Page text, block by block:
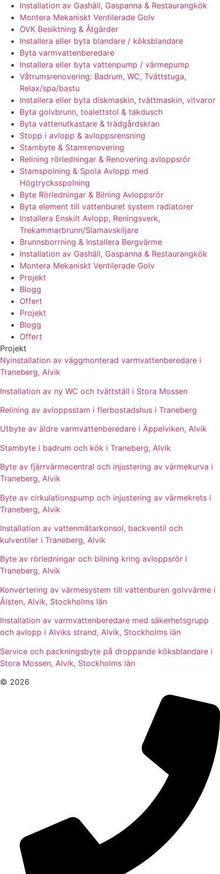
Installation av Gashäll, Gaspanna & Restaurangkök
Montera Mekaniskt Ventilerade Golv
OVK Besiktning & Åtgärder
Installera eller byta blandare / köksblandare
Byta varmvattenberedare
Installera eller byta vattenpump / värmepump
Våtrumsrenovering: Badrum, WC, Tvättstuga,
Relax/spa/bastu
Installera eller byta diskmaskin, tvättmaskin, vitvaror
Byta golvbrunn, toalettstol & takdusch
Byta vattenutkastare & trädgårdskran
Stopp i avlopp & avloppsrensning
Stambyte & Stamrenovering
Relining rörledningar & Renovering avloppsrör
Stamspolning & Spola Avlopp med
Högtrycksspolning
Byte Rörledningar & Bilning Avloppsrör
Byta element till vattenburet system radiatorer
Installera Enskilt Avlopp, Reningsverk,
Trekammarbrunn/Slamavskiljare
Brunnsborrning & Installera Bergvärme
Installation av Gashäll, Gaspanna & Restaurangkök
Montera Mekaniskt Ventilerade Golv
Projekt
Blogg
Offert
Projekt
Blogg
Offert
Projekt
Nyinstallation av väggmonterad varmvattenberedare i
Traneberg, Alvik
Installation av ny WC och tvättställ i Stora Mossen
Relining av avloppsstam i flerbostadshus i Traneberg
Utbyte av äldre varmvattenberedare i Äppelviken, Alvik
Stambyte i badrum och kök i Traneberg, Alvik
Byte av fjärrvärmecentral och injustering av värmekurva i
Traneberg, Alvik
Byte av cirkulationspump och injustering av värmekrets i
Traneberg, Alvik
Installation av vattenmätarkonsol, backventil och
kulventiler i Traneberg, Alvik
Byte av rörledningar och bilning kring avloppsrör i
Traneberg, Alvik
Konvertering av värmesystem till vattenburen golvvärme i
Ålsten, Alvik, Stockholms län
Installation av varmvattenberedare med säkerhetsgrupp
och avlopp i Alviks strand, Alvik, Stockholms län
Service och packningsbyte på droppande köksblandare i
Stora Mossen, Alvik, Stockholms län
© 2026